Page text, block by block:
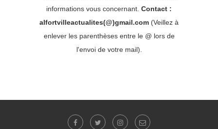
informations vous concernant. Contact :
alfortvilleactualites(@)gmail.com (Veillez à
enlever les parenthèses entre le @ lors de
l'envoi de votre mail).